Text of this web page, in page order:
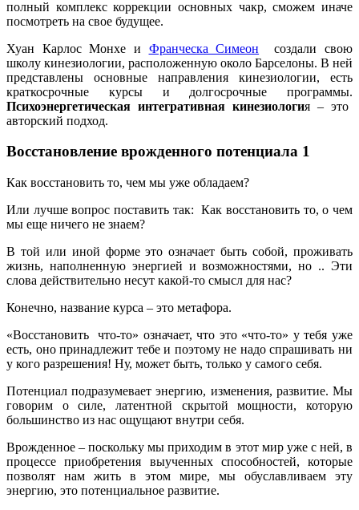
полный комплекс коррекции основных чакр, сможем иначе
посмотреть на свое будущее.
Хуан Карлос Монхе и Франческа Симеон создали свою
школу кинезиологии, расположенную около Барселоны. В ней
представлены основные направления кинезиологии, есть
краткосрочные курсы и долгосрочные программы.
Психоэнергетическая интегративная кинезиология – это
авторский подход.
Восстановление врожденного потенциала 1
Как восстановить то, чем мы уже обладаем?
Или лучше вопрос поставить так: Как восстановить то, о чем
мы еще ничего не знаем?
В той или иной форме это означает быть собой, проживать
жизнь, наполненную энергией и возможностями, но .. Эти
слова действительно несут какой-то смысл для нас?
Конечно, название курса – это метафора.
«Восстановить что-то» означает, что это «что-то» у тебя уже
есть, оно принадлежит тебе и поэтому не надо спрашивать ни
у кого разрешения! Ну, может быть, только у самого себя.
Потенциал подразумевает энергию, изменения, развитие. Мы
говорим о силе, латентной скрытой мощности, которую
большинство из нас ощущают внутри себя.
Врожденное – поскольку мы приходим в этот мир уже с ней, в
процессе приобретения выученных способностей, которые
позволят нам жить в этом мире, мы обуславливаем эту
энергию, это потенциальное развитие.